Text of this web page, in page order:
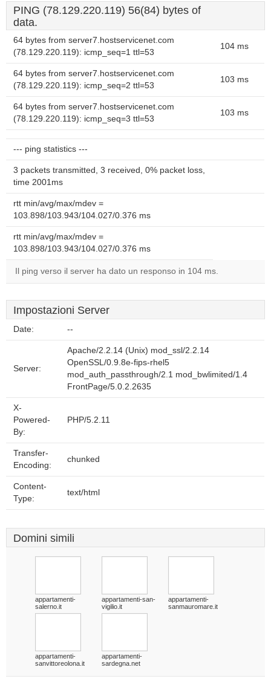
PING (78.129.220.119) 56(84) bytes of
data.
64 bytes from server7.hostservicenet.com
(78.129.220.119): icmp_seq=1 ttl=53
104 ms
64 bytes from server7.hostservicenet.com
(78.129.220.119): icmp_seq=2 ttl=53
103 ms
64 bytes from server7.hostservicenet.com
(78.129.220.119): icmp_seq=3 ttl=53
103 ms
--- ping statistics ---
3 packets transmitted, 3 received, 0% packet loss,
time 2001ms
rtt min/avg/max/mdev =
103.898/103.943/104.027/0.376 ms
rtt min/avg/max/mdev =
103.898/103.943/104.027/0.376 ms
Il ping verso il server ha dato un responso in 104 ms.
Impostazioni Server
Date: --
Server:
Apache/2.2.14 (Unix) mod_ssl/2.2.14
OpenSSL/0.9.8e-fips-rhel5
mod_auth_passthrough/2.1 mod_bwlimited/1.4
FrontPage/5.0.2.2635
X-
Powered-
By:
PHP/5.2.11
Transfer-
Encoding:
chunked
Content-
Type:
text/html
Domini simili
appartamenti-
salerno.it
appartamenti-san-
vigilio.it
appartamenti-
sanmauromare.it
appartamenti-
sanvittoreolona.it
appartamenti-
sardegna.net